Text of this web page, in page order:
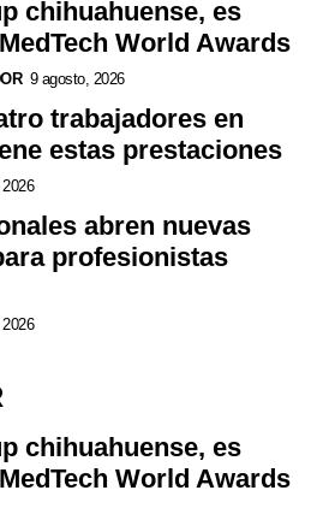
chihuahuense, es
World Awards
9 agosto, 2026
trabajadores en
estas prestaciones
abren nuevas
profesionistas
chihuahuense, es
World Awards